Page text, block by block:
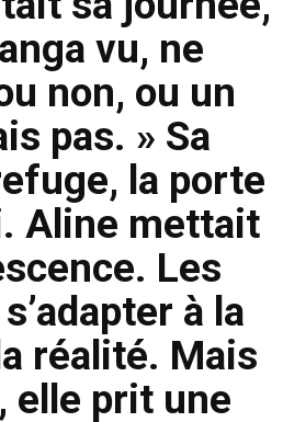
vu, ne
non, ou un
pas. » Sa
la porte
Aline mettait
Les
à la
réalité. Mais
elle prit une